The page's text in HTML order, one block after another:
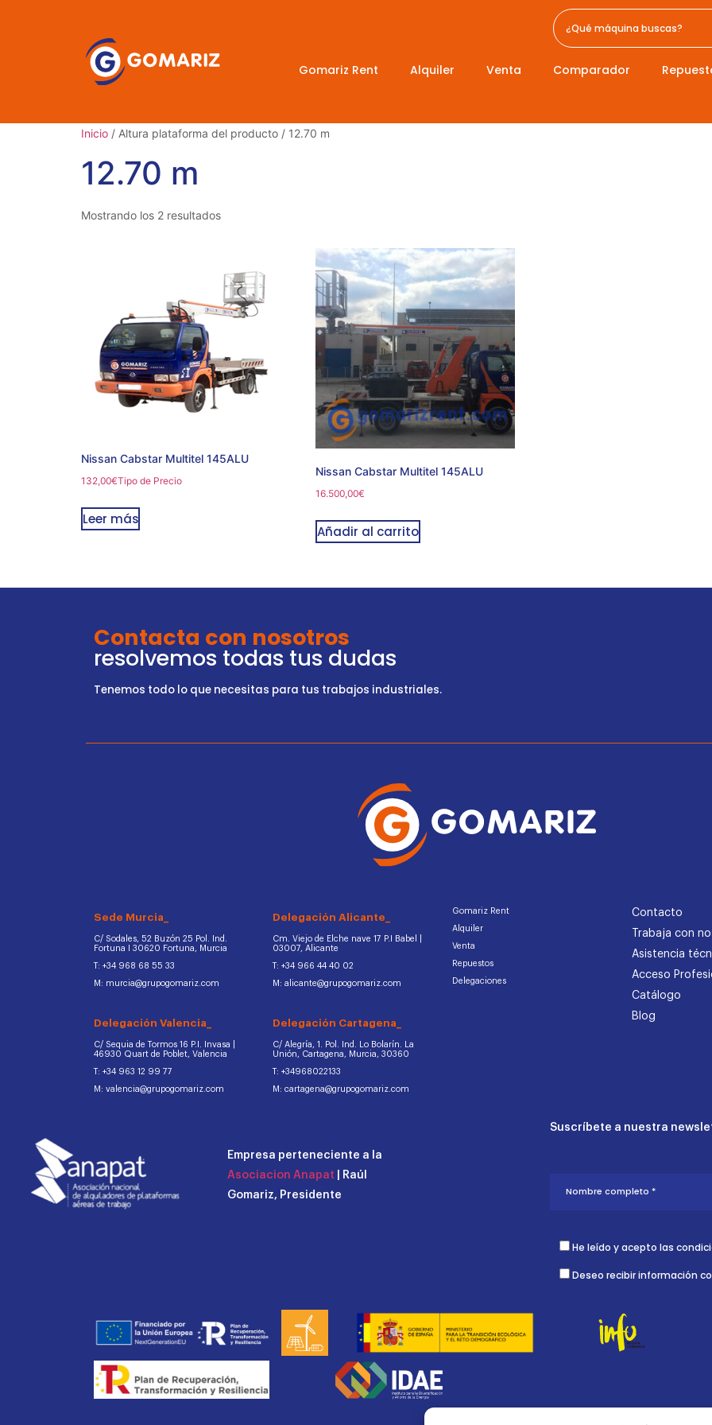
Gomariz Rent Alquiler Venta Comparador
Inicio / Altura plataforma del producto / 12.70 m
12.70 m
Mostrando los 2 resultados
Nissan Cabstar Multitel 145ALU
132,00€Tipo de Precio
Leer más
Nissan Cabstar Multitel 145ALU
16.500,00€
Añadir al carrito
Contacta con nosotros
resolvemos todas tus dudas
Tenemos todo lo que necesitas para tus trabajos industriales.
Sede Murcia_
C/ Sodales, 52 Buzón 25 Pol. Ind.
Fortuna I 30620 Fortuna, Murcia
T: +34 968 68 55 33
M: murcia@grupogomariz.com
Delegación Valencia_
C/ Sequia de Tormos 16 P.I. Invasa |
46930 Quart de Poblet, Valencia
T: +34 963 12 99 77
M: valencia@grupogomariz.com
Delegación Alicante_
Cm. Viejo de Elche nave 17 P.I Babel |
03007, Alicante
T: +34 966 44 40 02
M: alicante@grupogomariz.com
Delegación Cartagena_
C/ Alegría, 1. Pol. Ind. Lo Bolarín. La
Unión, Cartagena, Murcia, 30360
T: +34968022133
M: cartagena@grupogomariz.com
Gomariz Rent
Alquiler
Venta
Repuestos
Delegaciones
Contacto
Trabaja con
Asistencia
Acceso
Catálogo
Blog
Empresa perteneciente a la
Asociacion Anapat | Raúl
Gomariz, Presidente
Suscríbete a nuestra
He leído y acepto las
Deseo recibir información